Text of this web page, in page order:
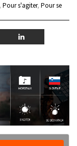
, Pour s'agiter, Pour se